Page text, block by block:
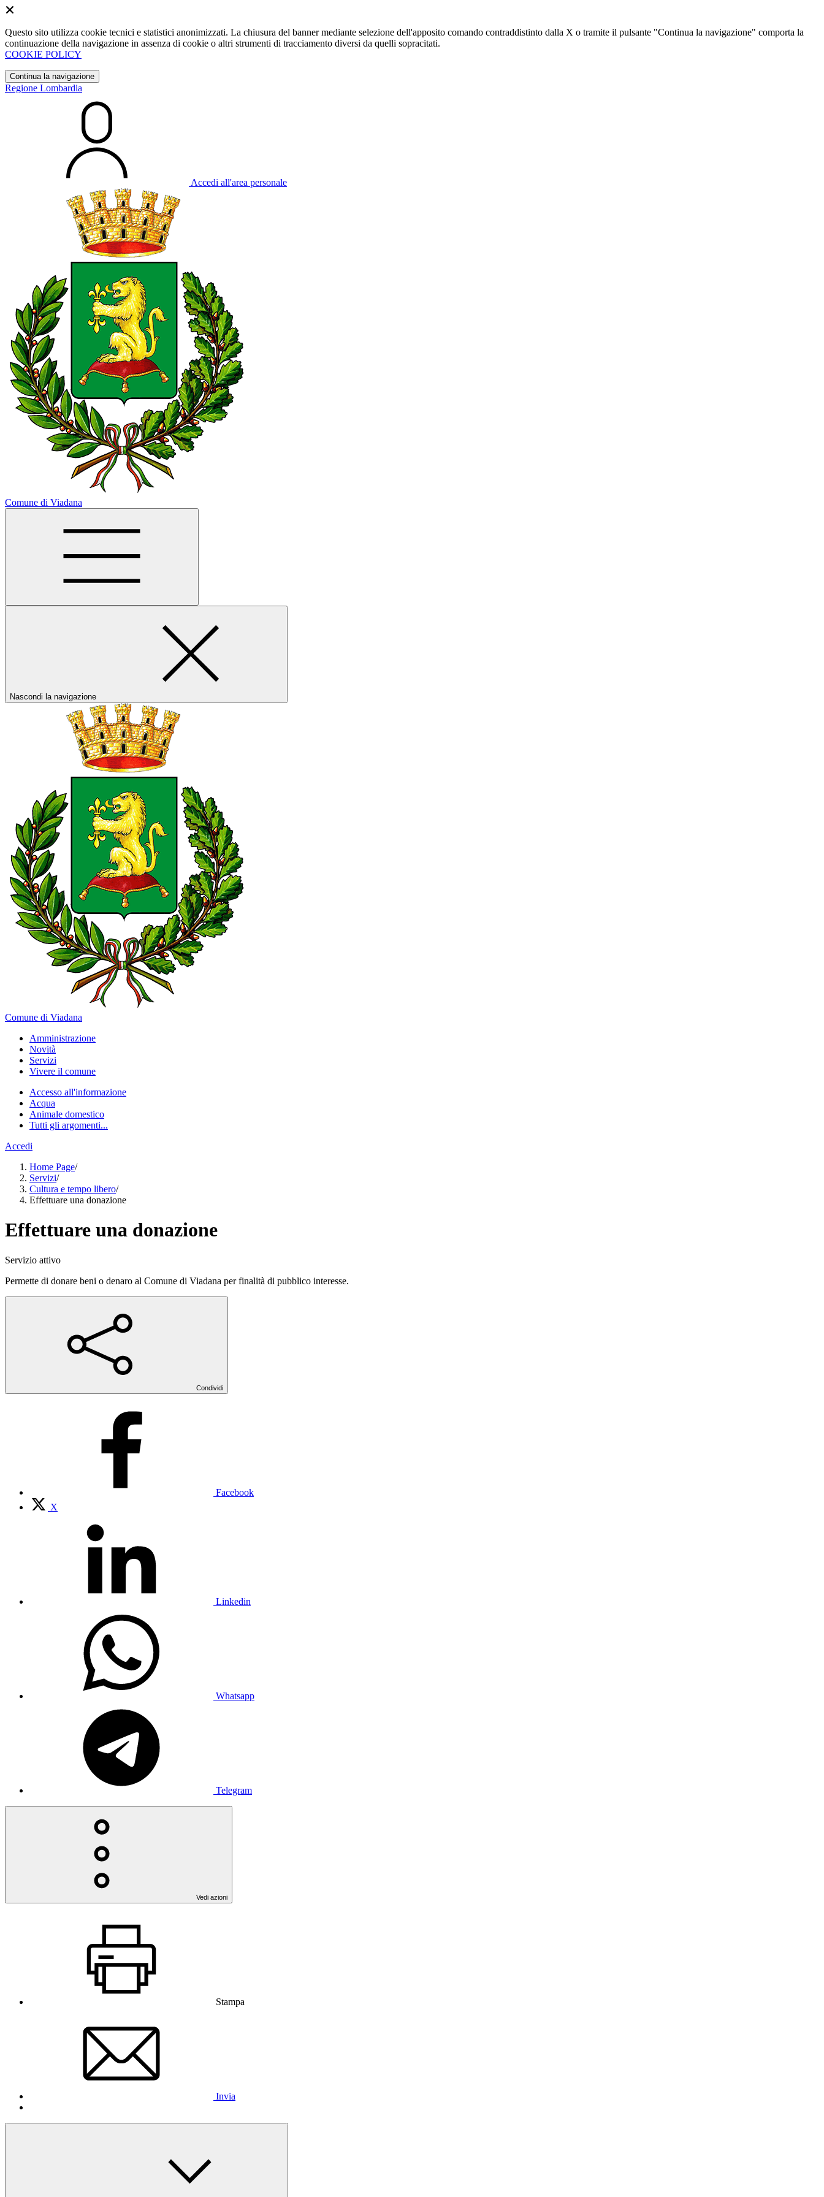
Questo sito utilizza cookie tecnici e statistici anonimizzati. La chiusura del banner mediante selezione dell'apposito comando contraddistinto dalla X o tramite il pulsante "Continua la navigazione" comporta la
continuazione della navigazione in assenza di cookie o altri strumenti di tracciamento diversi da quelli sopracitati.
COOKIE POLICY
Continua la navigazione
Regione Lombardia
Accedi all'area personale
Comune di Viadana
Nascondi la navigazione
Comune di Viadana
Amministrazione
Novità
Servizi
Vivere il comune
Accesso all'informazione
Acqua
Animale domestico
Tutti gli argomenti...
Accedi
Home Page/
Servizi/
Cultura e tempo libero/
Effettuare una donazione
Effettuare una donazione
Servizio attivo
Permette di donare beni o denaro al Comune di Viadana per finalità di pubblico interesse.
Condividi
Facebook
X
Linkedin
Whatsapp
Telegram
Vedi azioni
Stampa
Invia